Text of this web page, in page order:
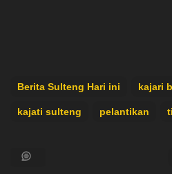
Berita Sulteng Hari ini kajari
kajati sulteng pelantikan